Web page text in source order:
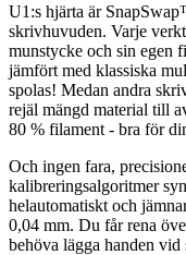
U1:s hjärta är
skrivhuvuden. Varje
munstycke och sin egen
jämfört med klassiska
spolas! Medan andra
rejäl mängd material till
80 % filament - bra för
Och ingen fara,
kalibreringsalgoritmer
helautomatiskt och
0,04 mm. Du får rena
behöva lägga handen vid